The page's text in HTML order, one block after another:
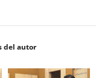
del autor